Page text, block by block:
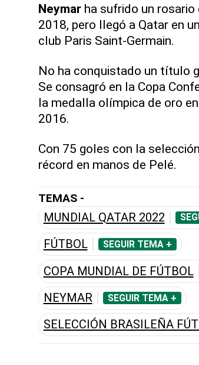
Neymarha sufrido un rosario
2018, pero llegó a Qatar en
club Paris Saint-Germain.
No ha conquistado un título
Se consagró en la Copa
la medalla olímpica de oro
2016.
Con 75 goles con la
récord en manos de Pelé.
TEMAS -
MUNDIAL QATAR 2022
FÚTBOL SEGUIR TEMA +
COPA MUNDIAL DE FÚTBOL
NEYMAR SEGUIR TEMA +
SELECCIÓN BRASILEÑA